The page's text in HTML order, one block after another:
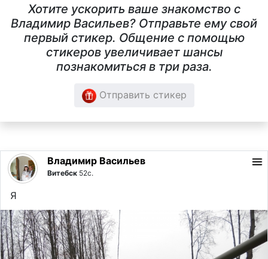
Хотите ускорить ваше знакомство с
Владимир Васильев? Отправьте ему свой
первый стикер. Общение с помощью
стикеров увеличивает шансы
познакомиться в три раза.
Отправить стикер
Владимир Васильев
Витебск 52с.
Я